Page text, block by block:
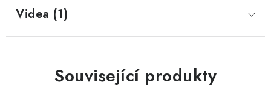
Videa (1)
Související produkty